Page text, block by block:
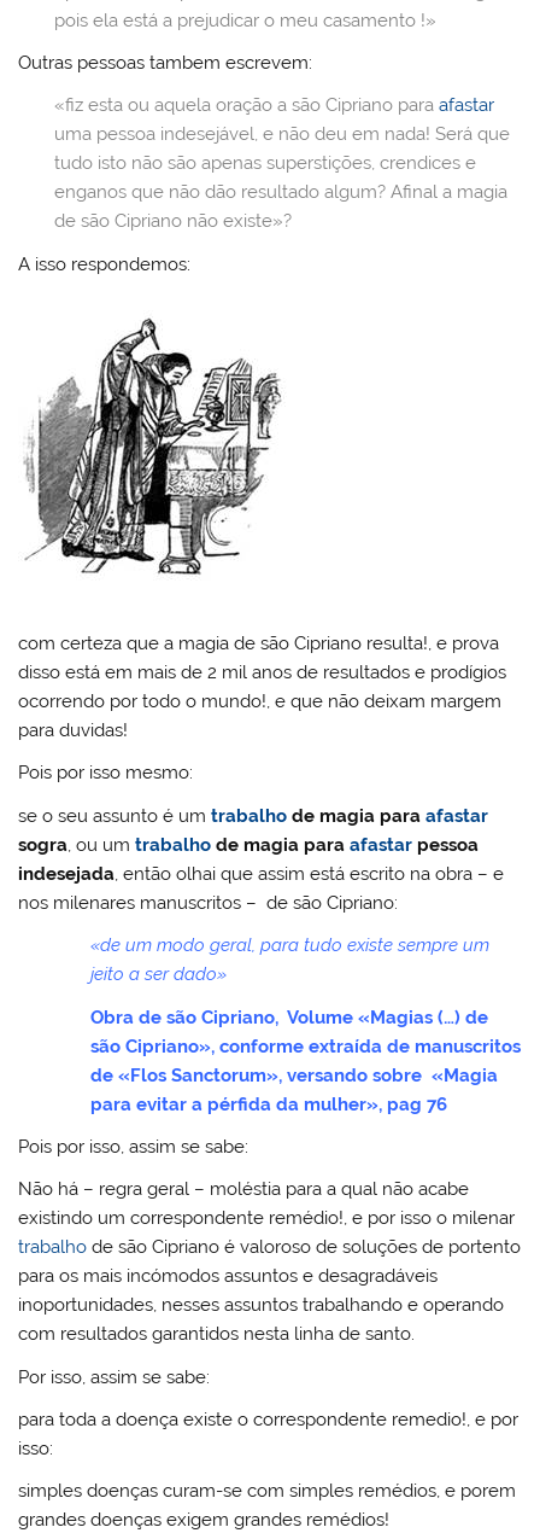
k
pois ela está a prejudicar o meu casamento !»
Outras pessoas tambem escrevem:
«fiz esta ou aquela oração a são Cipriano paraafastar
uma pessoa indesejável, e não deu em nada! Será que
tudo isto não são apenas superstições, crendices e
enganos que não dão resultado algum? Afinal a magia
de são Cipriano não existe»?
A isso respondemos:
com certeza que a magia de são Cipriano resulta!, e prova
disso está em mais de 2 mil anos de resultados e prodígios
ocorrendo por todo o mundo!, e que não deixam margem
para duvidas!
Pois por isso mesmo:
se o seu assunto é umtrabalho de magia paraafastar
sogra, ou umtrabalho de magia paraafastar pessoa
indesejada, então olhai que assim está escrito na obra – e
nos milenares manuscritos – de são Cipriano:
«de um modo geral, para tudo existe sempre um
jeito a ser dado»
Obra de são Cipriano, Volume «Magias (…) de
são Cipriano», conforme extraída de manuscritos
de «Flos Sanctorum», versando sobre «Magia
para evitar a pérfida da mulher», pag 76
Pois por isso, assim se sabe:
Não há – regra geral – moléstia para a qual não acabe
existindo um correspondente remédio!, e por isso o milenar
trabalho de são Cipriano é valoroso de soluções de portento
para os mais incómodos assuntos e desagradáveis
inoportunidades, nesses assuntos trabalhando e operando
com resultados garantidos nesta linha de santo.
Por isso, assim se sabe:
para toda a doença existe o correspondente remedio!, e por
isso:
simples doenças curam-se com simples remédios, e porem
grandes doenças exigem grandes remédios!